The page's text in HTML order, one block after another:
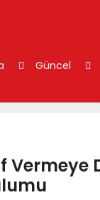
Güncel
Vermeye